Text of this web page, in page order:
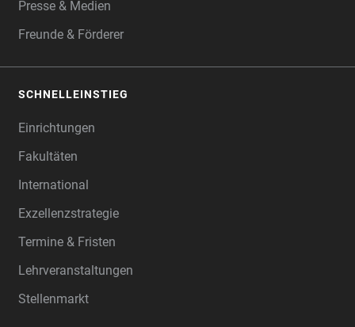
Presse & Medien
Freunde & Förderer
SCHNELLEINSTIEG
Einrichtungen
Fakultäten
International
Exzellenzstrategie
Termine & Fristen
Lehrveranstaltungen
Stellenmarkt